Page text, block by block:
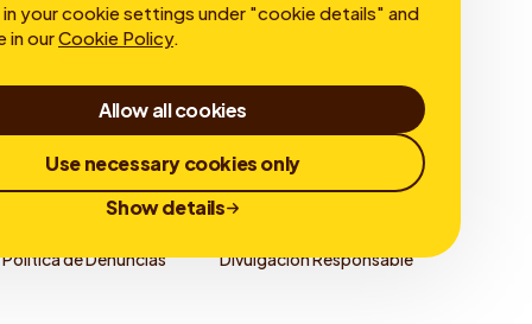
your cookie settings under "cookie details" and
in ourCookie Policy.
Allow all cookies
Use necessary cookies only
Show details
Política de Denuncias Divulgación Responsable